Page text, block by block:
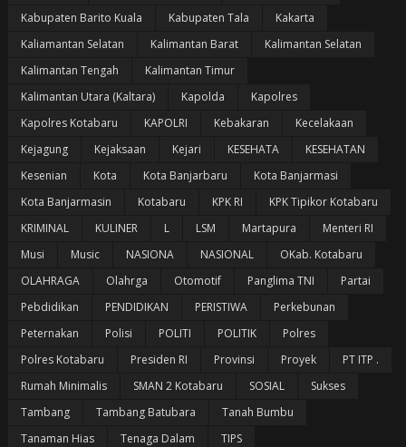
Kabupaten Barito Kuala
Kabupaten Tala
Kakarta
Kaliamantan Selatan
Kalimantan Barat
Kalimantan Selatan
Kalimantan Tengah
Kalimantan Timur
Kalimantan Utara (Kaltara)
Kapolda
Kapolres
Kapolres Kotabaru
KAPOLRI Kebakaran
Kecelakaan
Kejagung
Kejaksaan Kejari KESEHATA
KESEHATAN
Kesenian
Kota Kota Banjarbaru
Kota Banjarmasi
Kota Banjarmasin
Kotabaru KPK RI
KPK Tipikor Kotabaru
KRIMINAL
KULINER L LSM Martapura
Menteri RI
Musi
Music NASIONA NASIONAL
OKab. Kotabaru
OLAHRAGA
Olahrga Otomotif Panglima TNI
Partai
Pebdidikan
PENDIDIKAN PERISTIWA
Perkebunan
Peternakan
Polisi POLITI POLITIK
Polres
Polres Kotabaru
Presiden RI Provinsi Proyek
PT ITP .
Rumah Minimalis
SMAN 2 Kotabaru SOSIAL
Sukses
Tambang
Tambang Batubara
Tanah Bumbu
Tanaman Hias
Tenaga Dalam
TIPS